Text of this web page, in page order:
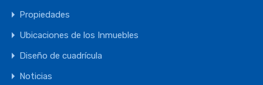
Propiedades
Ubicaciones de los Inmuebles
Diseño de cuadrícula
Noticias